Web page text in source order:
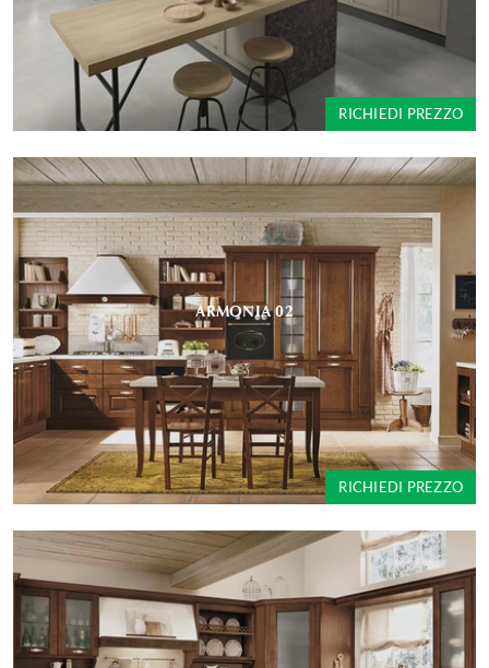
RICHIEDI PREZZO
ARMONIA 02
RICHIEDI PREZZO